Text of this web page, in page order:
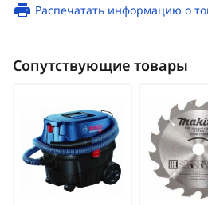
Распечатать информацию о
Сопутствующие товары